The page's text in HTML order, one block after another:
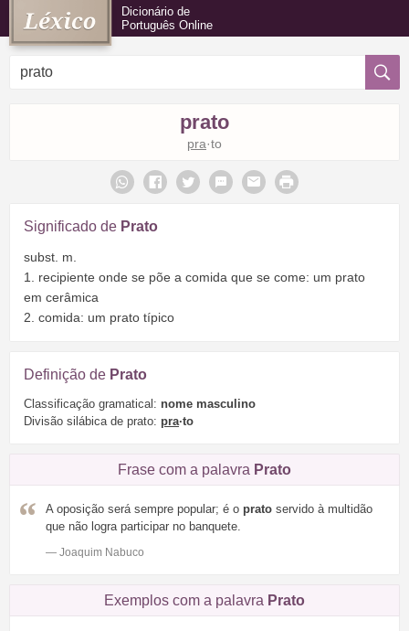
Dicionário de
Português Online
prato
pra·to
Significado de Prato
subst. m.
1. recipiente onde se põe a comida que se come: um prato
em cerâmica
2. comida: um prato típico
Definição de Prato
Classificação gramatical: nome masculino
Divisão silábica de prato: pra·to
Frase com a palavra Prato
A oposição será sempre popular; é o prato servido à multidão
que não logra participar no banquete.
— Joaquim Nabuco
Exemplos com a palavra Prato